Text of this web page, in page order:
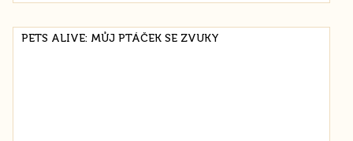
PETS ALIVE: MŮJ PTÁČEK SE ZVUKY